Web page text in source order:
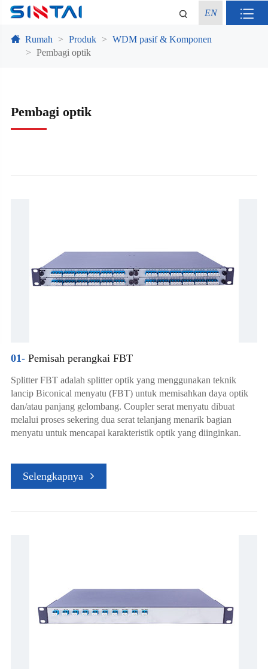
EN
Rumah Produk
WDM pasif & Komponen
Pembagi optik
Pembagi optik
01-Pemisah perangkai FBT
Splitter FBT adalah splitter optik yang menggunakan teknik
lancip Biconical menyatu (FBT) untuk memisahkan daya optik
dan/atau panjang gelombang. Coupler serat menyatu dibuat
melalui proses sekering dua serat telanjang menarik bagian
menyatu untuk mencapai karakteristik optik yang diinginkan.
Selengkapnya